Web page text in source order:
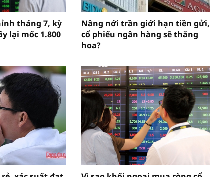
tháng 7, kỳ
lại mốc 1.800
Nâng nới trần giới hạn tiền gửi,
cổ phiếu ngân hàng sẽ thăng
hoa?